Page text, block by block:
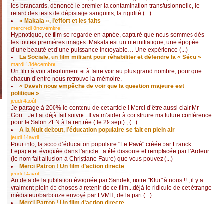
les brancards, dénoncé le premier la contamination transfusionnelle, le
retard des tests de dépistage sanguins, la rigidité (...)
« Makala », l’effort et les faits
mercredi 8novembre
Hypnotique, ce film se regarde en apnée, capturé que nous sommes dés
les toutes premières images. Makala est un rite initiatique, une épopée
d’une beauté et d’une puissance incroyable… Une expérience (...)
La Sociale, un film militant pour réhabiliter et défendre la « Sécu »
mardi 13décembre
Un film à voir absolument et à faire voir au plus grand nombre, pour que
chacun d’entre nous retrouve la mémoire.
« Daesh nous empêche de voir que la question majeure est
politique »
jeudi 4août
Je partage à 200% le contenu de cet article ! Merci d’être aussi clair Mr
Gori... Je l’ai déjà fait suivre . Il va m’aider à construire ma future conférence
pour le Salon ZEN à la rentrée ( le 29 sept) , (...)
A la Nuit debout, l’éducation populaire se fait en plein air
jeudi 14avril
Pour info, la scop d’éducation populaire "Le Pavé" créée par Franck
Lepage et évoquée dans l’article...a été dissoute et remplacée par l’Ardeur
(le nom fait allusion à Christiane Faure) que vous pouvez (...)
Merci Patron ! Un film d’action directe
jeudi 14avril
Au dela de la jubilation évoquée par Sandek, notre "Klur" à nous !! , il y a
vraiment plein de choses à retenir de ce film...déjà le ridicule de cet étrange
médiateur/barbouze envoyé par LVMH, de la part (...)
Merci Patron ! Un film d’action directe